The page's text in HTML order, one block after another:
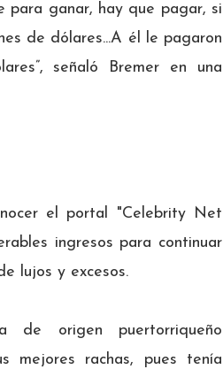
para ganar, hay que pagar, si
de dólares...A él le pagaron
señaló Bremer en una
el portal "Celebrity Net
ingresos para continuar
lujos y excesos.
de origen puertorriqueño
mejores rachas, pues tenía